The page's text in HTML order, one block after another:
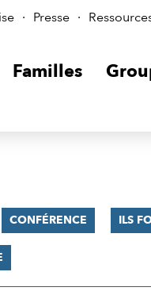
Presse
Familles
CONFÉRENCE ILS